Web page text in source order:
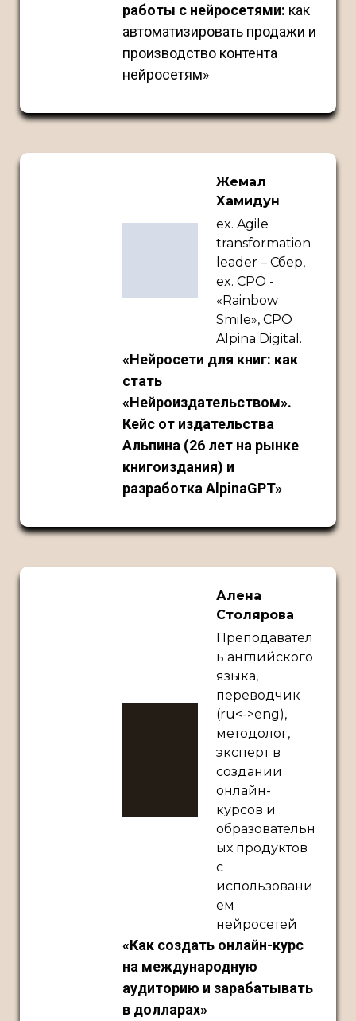
работы с нейросетями: как
автоматизировать продажи и
производство контента
нейросетям»
Жемал
Хамидун
ex. Agile
transformation
leader – Сбер,
ex. CPO -
«Rainbow
Smile», CPO
Alpina Digital.
«Нейросети для книг: как
стать
«Нейроиздательством».
Кейс от издательства
Альпина (26 лет на рынке
книгоиздания) и
разработка AlpinaGPT»
Алена
Столярова
Преподавател
ь английского
языка,
переводчик
(ru<->eng),
методолог,
эксперт в
создании
онлайн-
курсов и
образовательн
ых продуктов
с
использовани
ем
нейросетей
«Как создать онлайн-курс
на международную
аудиторию и зарабатывать
в долларах»